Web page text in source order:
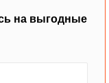
на выгодные